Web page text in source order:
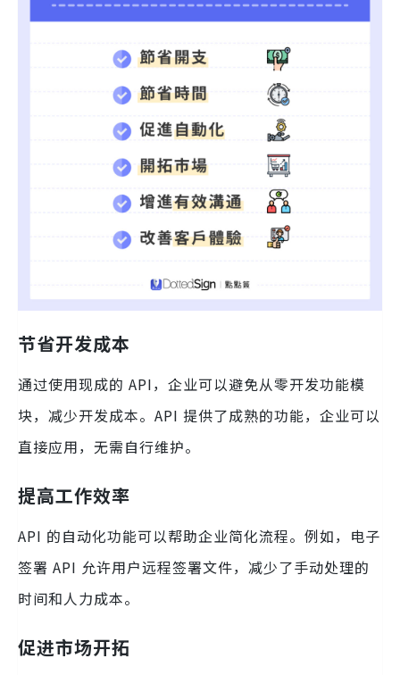
节省开发成本
通过使用现成的 API，企业可以避免从零开发功能模
块，减少开发成本。API 提供了成熟的功能，企业可以
直接应用，无需自行维护。
提高工作效率
API 的自动化功能可以帮助企业简化流程。例如，电子
签署 API 允许用户远程签署文件，减少了手动处理的
时间和人力成本。
促进市场开拓